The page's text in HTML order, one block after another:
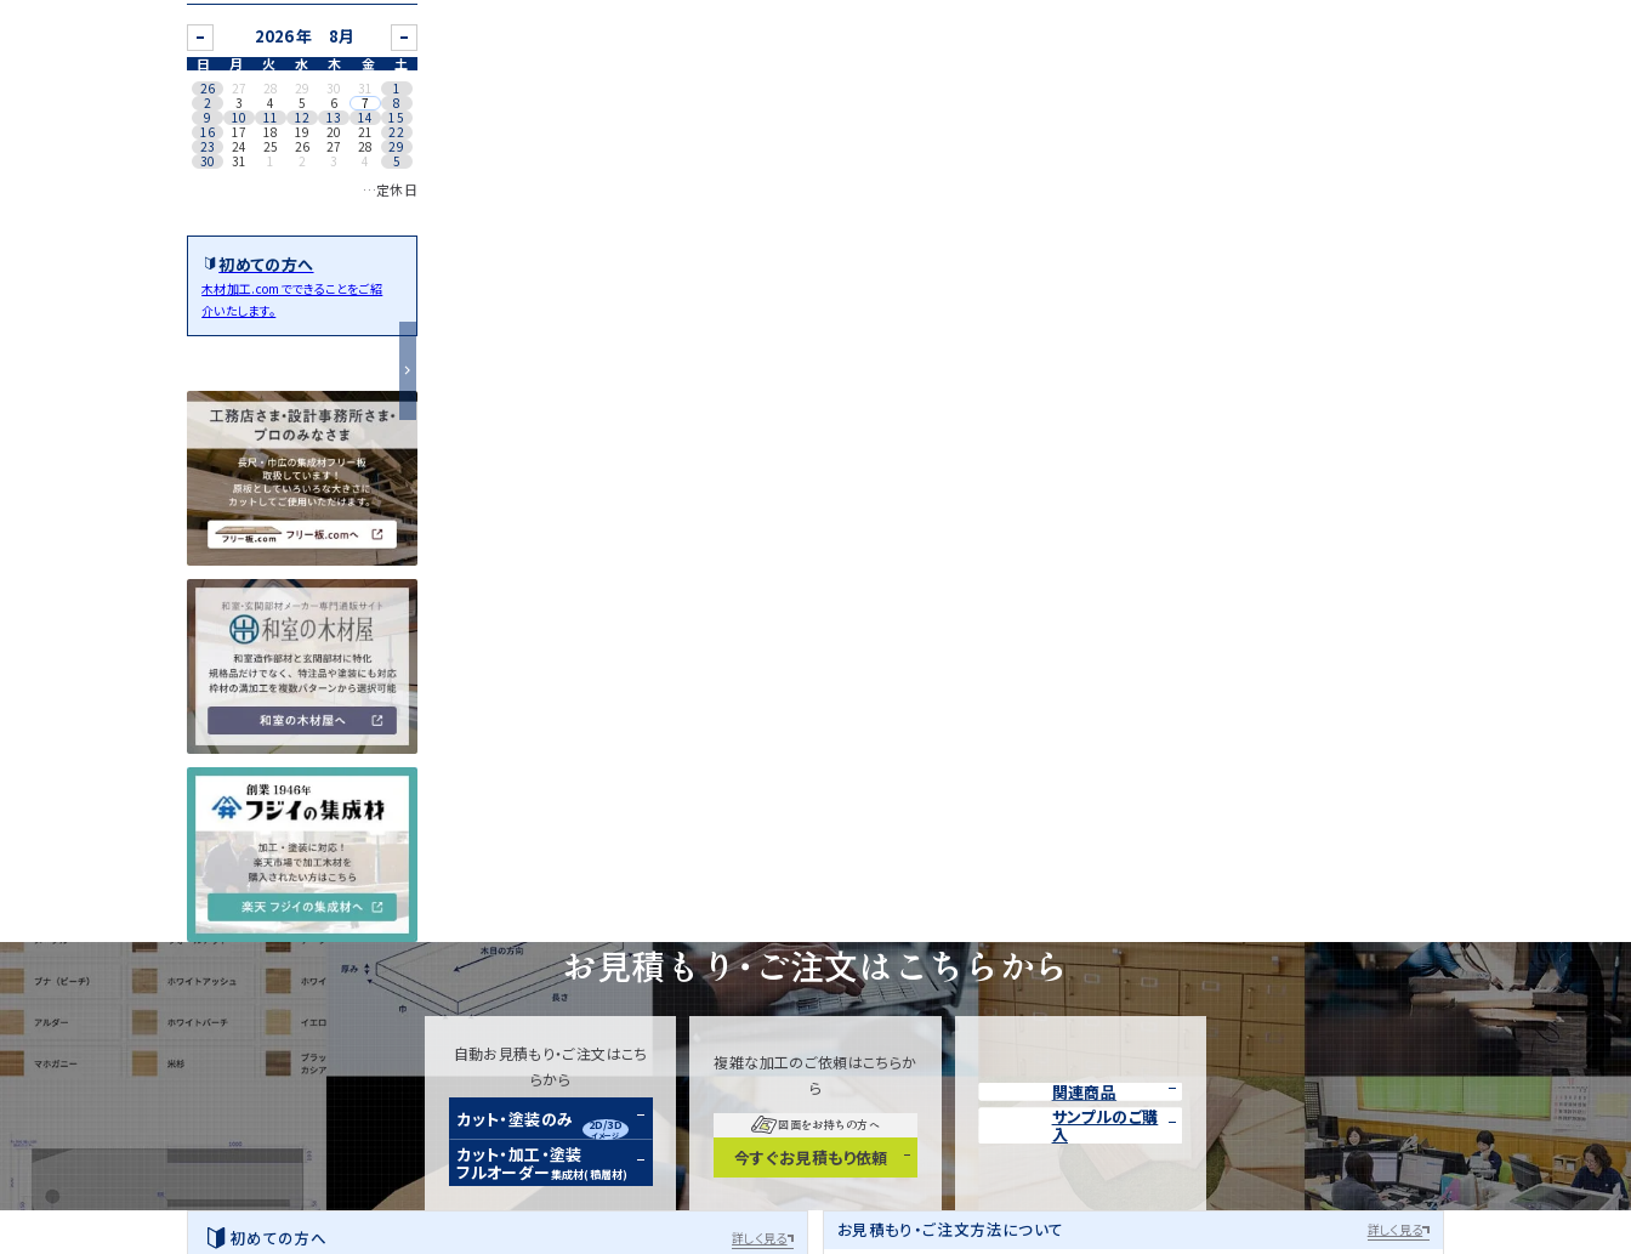
8月
日 月 火 水 木 金 土
26 27 28 29 30 31
1
2
3 4 5 6 7
8
9
10 11 12 13 14
15
16
17 18 19 20 21
22
23
24 25 26 27 28
29
30
31 1 2 3 4 5
…定休日
初めての方へ
木材加工.comでできることをご紹
介いたします。
お見積もり・ご注文はこちらから
自動お見積もり・ご注文はこち
らから
カット・塗装のみ
カット・加工・塗装
フルオーダー集成材(積層材)
2D/3D
イメージ
複雑な加工のご依頼はこちらか
ら
図面をお持ちの方へ
今すぐお見積もり依頼
関連商品
サンプルのご購
入
初めての方へ 詳しく見る お見積もり・ご注文方法について 詳しく見る